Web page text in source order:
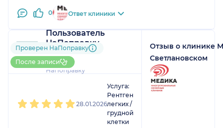
0 Ответ клиники
Пользователь
НаПоправку
1 отзыви1 оценка
До 10 записей через
НаПоправку
Проверен НаПоправку
После записи
28.01.2026
Услуга:
Рентген
легких /
грудной
клетки
Отзыв о клинике
Светлановском